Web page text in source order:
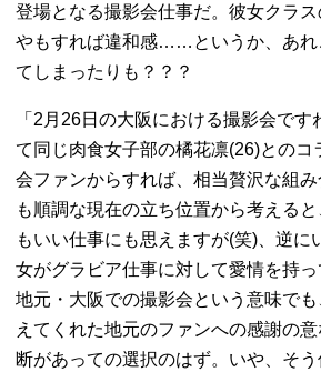
登場となる撮影会仕事だ。彼女クラ
やもすれば違和感……というか、あれ
てしまったりも？？？
「2月26日の大阪における撮影会です
て同じ肉食女子部の橘花凛(26)とのコ
会ファンからすれば、相当贅沢な組
も順調な現在の立ち位置から考える
もいい仕事にも思えますが(笑)、逆に
女がグラビア仕事に対して愛情を持っ
地元・大阪での撮影会という意味で
えてくれた地元のファンへの感謝の
断があっての選択のはず。いや、そう